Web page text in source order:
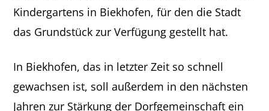
Kindergartens in Biekhofen, für den die Stadt
das Grundstück zur Verfügung gestellt hat.
In Biekhofen, das in letzter Zeit so schnell
gewachsen ist, soll außerdem in den nächsten
Jahren zur Stärkung der Dorfgemeinschaft ein